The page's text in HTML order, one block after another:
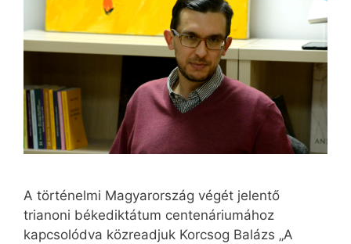
A történelmi Magyarország végét jelentő
trianoni békediktátum centenáriumához
kapcsolódva közreadjuk Korcsog Balázs „A